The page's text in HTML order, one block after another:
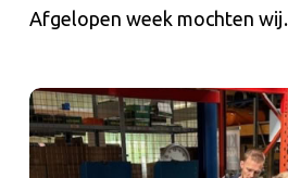
Afgelopen week mochten
VMBO
On
Stage